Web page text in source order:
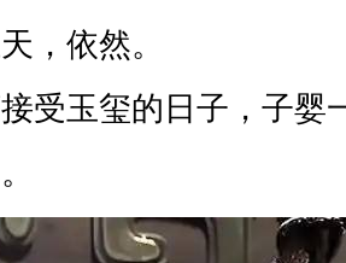
，依然。
受玉玺的日子，子婴